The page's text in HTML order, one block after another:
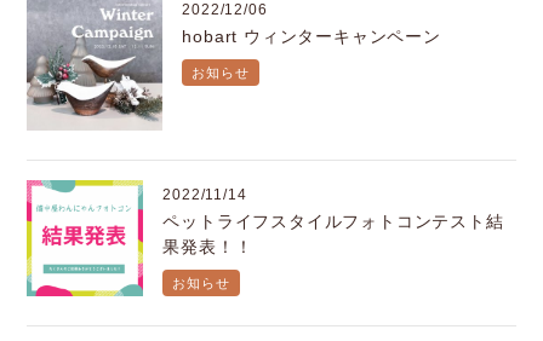
2022/12/06
hobart ウィンターキャンペーン
お知らせ
2022/11/14
ペットライフスタイルフォトコンテスト結
果発表！！
お知らせ